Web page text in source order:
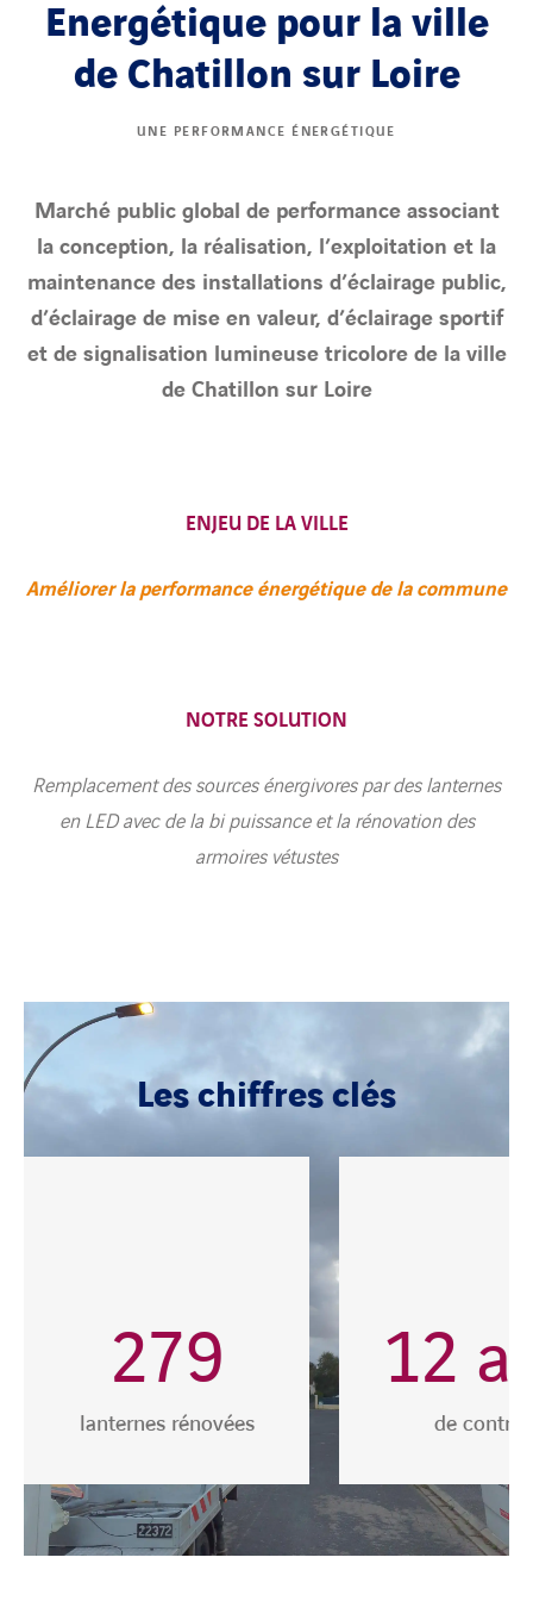
Energétique pour la ville
de Chatillon sur Loire
UNE PERFORMANCE ÉNERGÉTIQUE
Marché public global de performance associant
la conception, la réalisation, l’exploitation et la
maintenance des installations d’éclairage public,
d’éclairage de mise en valeur, d’éclairage sportif
et de signalisation lumineuse tricolore de la ville
de Chatillon sur Loire
ENJEU DE LA VILLE
Améliorer la performance énergétique de la commune
NOTRE SOLUTION
Remplacement des sources énergivores par des lanternes
en LED avec de la bi puissance et la rénovation des
armoires vétustes
Les chiffres clés
279
lanternes rénovées
12
de contrat